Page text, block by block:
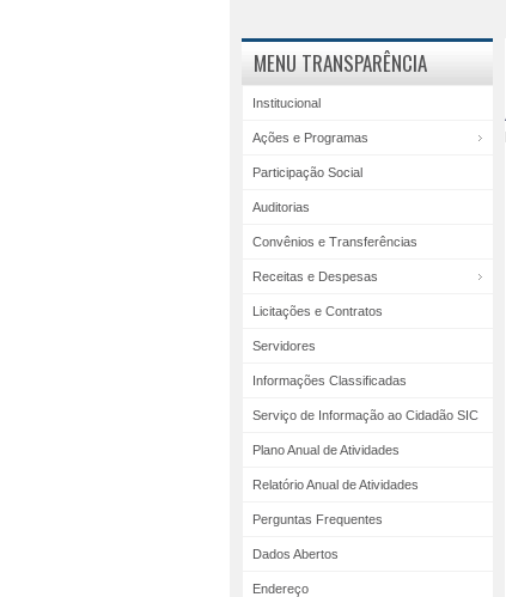
MENU TRANSPARÊNCIA
Institucional
Ações e Programas
Participação Social
Auditorias
Convênios e Transferências
Receitas e Despesas
Licitações e Contratos
Servidores
Informações Classificadas
Serviço de Informação ao Cidadão SIC
Plano Anual de Atividades
Relatório Anual de Atividades
Perguntas Frequentes
Dados Abertos
Endereço